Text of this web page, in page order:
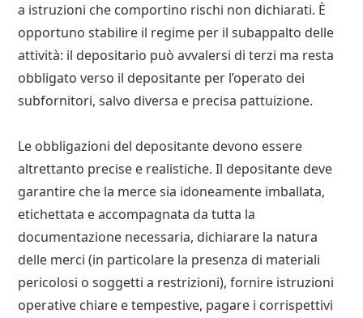
a istruzioni che comportino rischi non dichiarati. È
opportuno stabilire il regime per il subappalto delle
attività: il depositario può avvalersi di terzi ma resta
obbligato verso il depositante per l’operato dei
subfornitori, salvo diversa e precisa pattuizione.
Le obbligazioni del depositante devono essere
altrettanto precise e realistiche. Il depositante deve
garantire che la merce sia idoneamente imballata,
etichettata e accompagnata da tutta la
documentazione necessaria, dichiarare la natura
delle merci (in particolare la presenza di materiali
pericolosi o soggetti a restrizioni), fornire istruzioni
operative chiare e tempestive, pagare i corrispettivi